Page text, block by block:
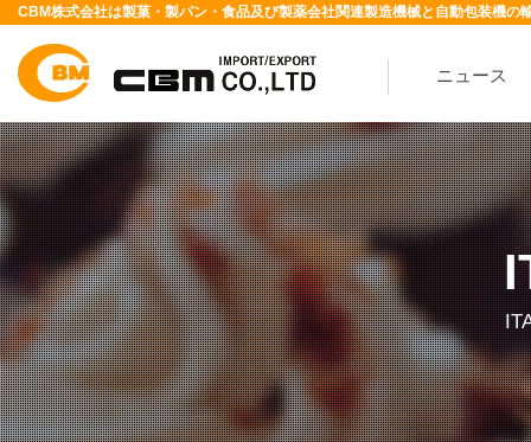
CBM株式会社は製菓・製パン・食品及び製薬会社関連製造機械と自動包装機の
ニュース